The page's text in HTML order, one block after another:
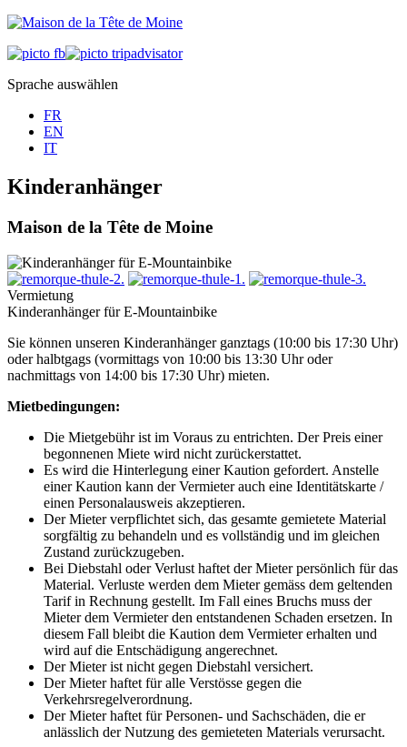
Sprache auswählen
FR
EN
IT
Kinderanhänger
Maison de la Tête de Moine
Vermietung
Kinderanhänger für E-Mountainbike
Sie können unseren Kinderanhänger ganztags (10:00 bis 17:30 Uhr)
oder halbtgags (vormittags von 10:00 bis 13:30 Uhr oder
nachmittags von 14:00 bis 17:30 Uhr) mieten.
Mietbedingungen:
Die Mietgebühr ist im Voraus zu entrichten. Der Preis einer
begonnenen Miete wird nicht zurückerstattet.
Es wird die Hinterlegung einer Kaution gefordert. Anstelle
einer Kaution kann der Vermieter auch eine Identitätskarte /
einen Personalausweis akzeptieren.
Der Mieter verpflichtet sich, das gesamte gemietete Material
sorgfältig zu behandeln und es vollständig und im gleichen
Zustand zurückzugeben.
Bei Diebstahl oder Verlust haftet der Mieter persönlich für das
Material. Verluste werden dem Mieter gemäss dem geltenden
Tarif in Rechnung gestellt. Im Fall eines Bruchs muss der
Mieter dem Vermieter den entstandenen Schaden ersetzen. In
diesem Fall bleibt die Kaution dem Vermieter erhalten und
wird auf die Entschädigung angerechnet.
Der Mieter ist nicht gegen Diebstahl versichert.
Der Mieter haftet für alle Verstösse gegen die
Verkehrsregelverordnung.
Der Mieter haftet für Personen- und Sachschäden, die er
anlässlich der Nutzung des gemieteten Materials verursacht.